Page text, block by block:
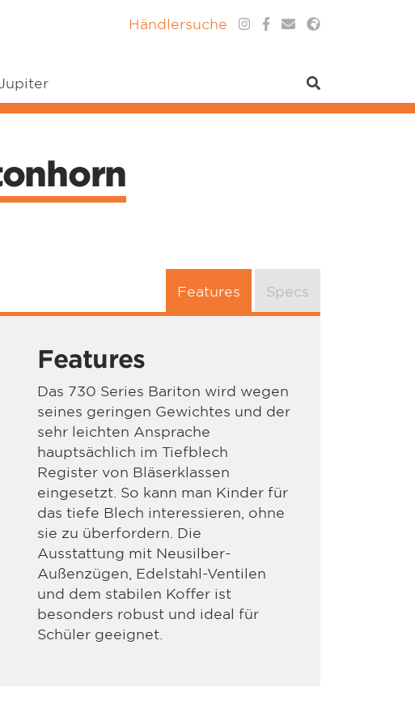
Händlersuche
Features Specs
Features
Das 730 Series Bariton wird wegen
seines geringen Gewichtes und der
sehr leichten Ansprache
hauptsächlich im Tiefblech
Register von Bläserklassen
eingesetzt. So kann man Kinder für
das tiefe Blech interessieren, ohne
sie zu überfordern. Die
Ausstattung mit Neusilber-
Außenzügen, Edelstahl-Ventilen
und dem stabilen Koffer ist
besonders robust und ideal für
Schüler geeignet.